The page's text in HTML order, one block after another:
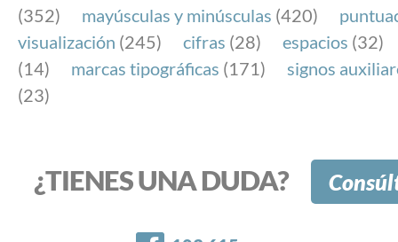
(352)
mayúsculas y minúsculas (420)
visualización (245) cifras (28) espacios (32)
(14)
marcas tipográficas (171)
signos
(23)
¿TIENES UNA DUDA?